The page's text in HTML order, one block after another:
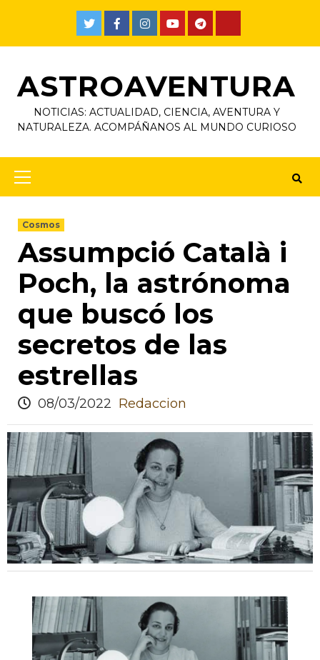
ASTROAVENTURA
NOTICIAS: ACTUALIDAD, CIENCIA, AVENTURA Y
NATURALEZA. ACOMPÁÑANOS AL MUNDO CURIOSO
Cosmos
Assumpció Català i
Poch, la astrónoma
que buscó los
secretos de las
estrellas
08/03/2022 Redaccion